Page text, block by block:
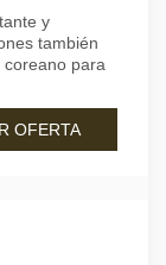
y
también
para
OFERTA